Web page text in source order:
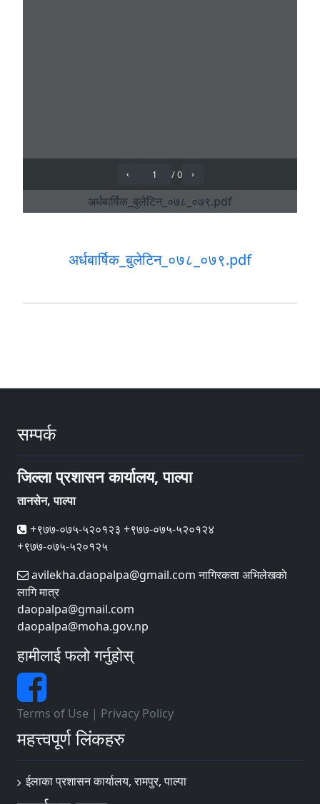
अर्धबार्षिक_बुलेटिन_०७८_०७९.pdf
सम्पर्क
जिल्ला प्रशासन कार्यालय, पाल्पा
तानसेन, पाल्पा
+९७७-०७५-५२०१२३ +९७७-०७५-५२०१२४
+९७७-०७५-५२०१२५
avilekha.daopalpa@gmail.com नागिरकता अभिलेखकाे
लागि मात्र
daopalpa@gmail.com
daopalpa@moha.gov.np
हामीलाई फलो गर्नुहोस्
Terms of Use | Privacy Policy
महत्त्वपूर्ण लिंकहरु
ईलाका प्रशासन कार्यालय, रामपुर, पाल्पा